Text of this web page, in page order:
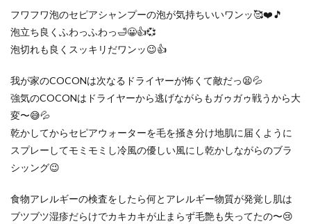
フワフワ泡のセピアシャンプーの泡が気持ちいいワンッ🥰❤️🎵
泡立ち良くふわっふわっ🛁😀👍💞
泡切れも良くスッキリだワンッ😉👍
我が家のCOCONは次なるドライヤーが怖くて敵だっ😫💦
強気のCOCONはドライヤーから逃げながらもガゥガゥ戦うから大
変〜😅💦
乾かしてからセピアウォーターを毛を掻き分け地肌に届くように
スプレーしてモミモミし冷風の優しい風にし乾かしながらのブラ
シッング😉
食物アレルギーの検査をしたら何とアレルギー物質が発覚し肌は
ブツブツ湿疹だらけでカキカキが止まらず毛艶も失ってたの〜😢